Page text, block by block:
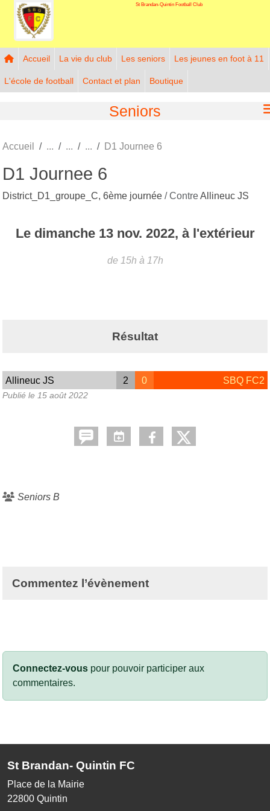
St Brandan-Quintin Football Club
Accueil La vie du club Les seniors Les jeunes en foot à 11
L'école de football Contact et plan Boutique
Seniors
Accueil D1 Journee 6
D1 Journee 6
District_D1_groupe_C, 6ème journée / ContreAllineuc JS
Le dimanche 13 nov. 2022, à l'extérieur
de 15h à 17h
Résultat
Allineuc JS 2 0 SBQ FC2
Publié le 15 août 2022
Seniors B
Commentez l’évènement
Connectez-vous pour pouvoir participer aux
commentaires.
St Brandan- Quintin FC
Place de la Mairie
22800 Quintin
Panneau de gestion des cookies